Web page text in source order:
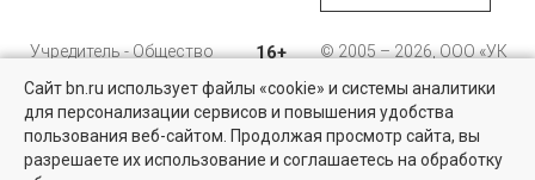
Учредитель - Общество
ответственностью
"Управляющая
компания "Бюллетень
недвижимости"
16+
© 2005 – 2026, ООО «УК
196105, Санкт-
Петербург, пр. Юрия
Гагарина, 1
Сайт bn.ru использует файлы «cookie» и системы аналитики
для персонализации сервисов и повышения удобства
пользования веб-сайтом. Продолжая просмотр сайта, вы
разрешаете их использование и соглашаетесь на обработку